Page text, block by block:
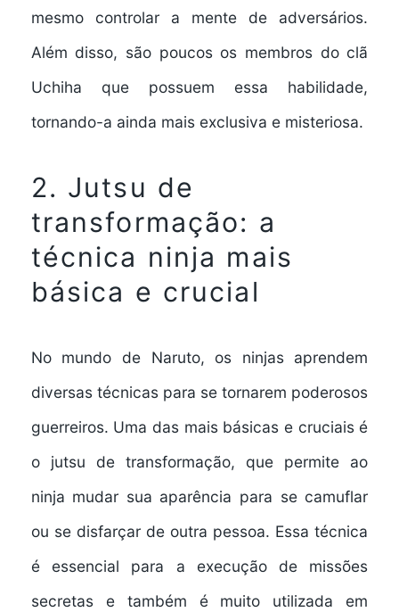
mesmo controlar a mente de adversários.
Além disso, são poucos os membros do clã
Uchiha que possuem essa habilidade,
tornando-a ainda mais exclusiva e misteriosa.
2. Jutsu de
transformação: a
técnica ninja mais
básica e crucial
No mundo de Naruto, os ninjas aprendem
diversas técnicas para se tornarem poderosos
guerreiros. Uma das mais básicas e cruciais é
o jutsu de transformação, que permite ao
ninja mudar sua aparência para se camuflar
ou se disfarçar de outra pessoa. Essa técnica
é essencial para a execução de missões
secretas e também é muito utilizada em